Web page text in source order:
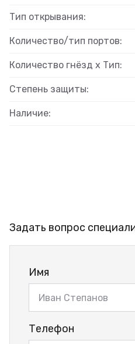
Тип открывания:
Количество/тип портов:
Количество гнёзд х Тип:
Степень защиты:
Наличие:
Задать вопрос
Имя
Телефон